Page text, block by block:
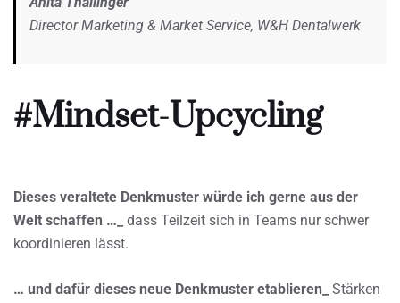
Director Marketing & Market Service, W&H Dentalwerk
#Mindset-Upcycling
Dieses veraltete Denkmuster würde ich gerne aus der
Welt schaffen …_
dass Teilzeit sich in Teams nur schwer
koordinieren lässt.
… und dafür dieses neue Denkmuster etablieren_
Stärken